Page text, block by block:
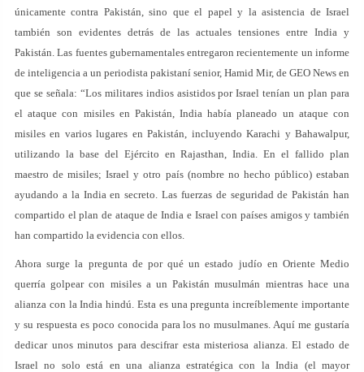
únicamente contra Pakistán, sino que el papel y la asistencia de Israel
también son evidentes detrás de las actuales tensiones entre India y
Pakistán. Las fuentes gubernamentales entregaron recientemente un informe
de inteligencia a un periodista pakistaní senior, Hamid Mir, de GEO News en
que se señala: “Los militares indios asistidos por Israel tenían un plan para
el ataque con misiles en Pakistán, India había planeado un ataque con
misiles en varios lugares en Pakistán, incluyendo Karachi y Bahawalpur,
utilizando la base del Ejército en Rajasthan, India. En el fallido plan
maestro de misiles; Israel y otro país (nombre no hecho público) estaban
ayudando a la India en secreto. Las fuerzas de seguridad de Pakistán han
compartido el plan de ataque de India e Israel con países amigos y también
han compartido la evidencia con ellos.
Ahora surge la pregunta de por qué un estado judío en Oriente Medio
querría golpear con misiles a un Pakistán musulmán mientras hace una
alianza con la India hindú. Esta es una pregunta increíblemente importante
y su respuesta es poco conocida para los no musulmanes. Aquí me gustaría
dedicar unos minutos para descifrar esta misteriosa alianza. El estado de
Israel no solo está en una alianza estratégica con la India (el mayor